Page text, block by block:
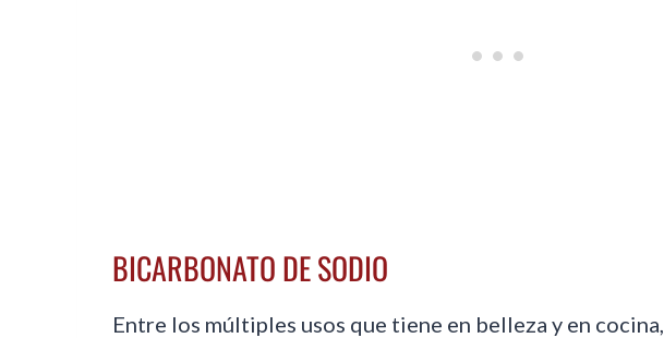
BICARBONATO DE SODIO
Entre los múltiples usos que tiene en belleza y en cocina,